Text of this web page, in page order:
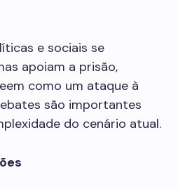
e sociais se
apoiam a prisão,
como um ataque à
são importantes
do cenário atual.